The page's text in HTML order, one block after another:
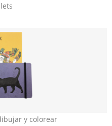
y colorear